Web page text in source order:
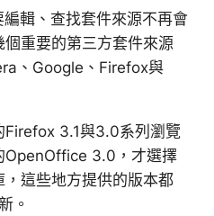
輯、查找套件來源不再會
重要的第三方套件來源
、Google、Firefox與
Firefox 3.1與3.0系列瀏覽
OpenOffice 3.0，才選擇
這些地方提供的版本都
。